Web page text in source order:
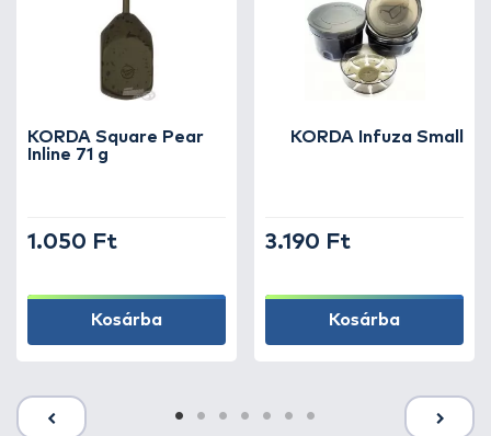
KORDA Square Pear
Inline 71 g
1.050 Ft
Kosárba
KORDA Infuza Small
3.190 Ft
Kosárba